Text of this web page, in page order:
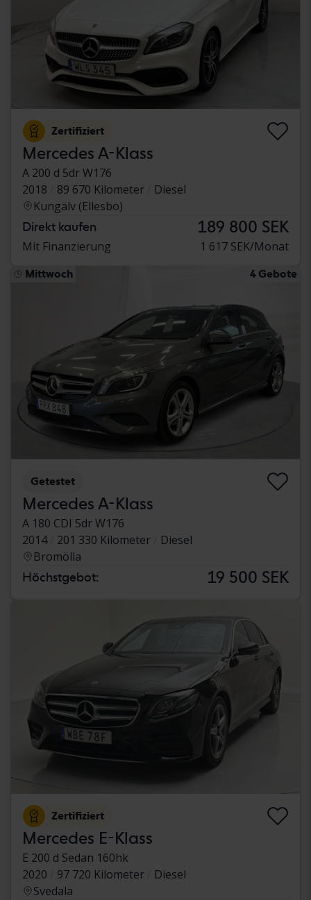
Zertifiziert
Mercedes A-Klass
A 200 d 5dr W176
2018
89 670 Kilometer
Diesel
Kungälv (Ellesbo)
Direkt kaufen 189 800 SEK
Mit Finanzierung 1 617 SEK/Monat
Mittwoch 4 Gebote
Getestet
Mercedes A-Klass
A 180 CDI 5dr W176
2014
201 330 Kilometer
Diesel
Bromölla
Höchstgebot: 19 500 SEK
Zertifiziert
Mercedes E-Klass
E 200 d Sedan 160hk
2020
97 720 Kilometer
Diesel
Svedala